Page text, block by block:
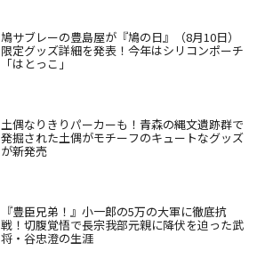
鳩サブレーの豊島屋が『鳩の日』（8月10日）
限定グッズ詳細を発表！今年はシリコンポーチ
「はとっこ」
土偶なりきりパーカーも！青森の縄文遺跡群で
発掘された土偶がモチーフのキュートなグッズ
が新発売
『豊臣兄弟！』小一郎の5万の大軍に徹底抗
戦！切腹覚悟で長宗我部元親に降伏を迫った武
将・谷忠澄の生涯